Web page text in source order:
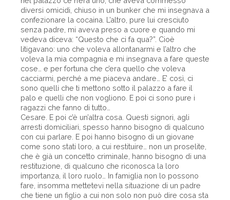
diversi omicidi, chiuso in un bunker che mi insegnava a
confezionare la cocaina. L’altro, pure lui cresciuto
senza padre, mi aveva preso a cuore e quando mi
vedeva diceva: “Questo che ci fa qua?”. Cioè
litigavano: uno che voleva allontanarmi e l’altro che
voleva la mia compagnia e mi insegnava a fare queste
cose… e per fortuna che c’era quello che voleva
cacciarmi, perché a me piaceva andare… E’ così, ci
sono quelli che ti mettono sotto il palazzo a fare il
palo e quelli che non vogliono. E poi ci sono pure i
ragazzi che fanno di tutto…
Cesare. E poi c’è un’altra cosa. Questi signori, agli
arresti domiciliari, spesso hanno bisogno di qualcuno
con cui parlare. E poi hanno bisogno di un giovane
come sono stati loro, a cui restituire… non un proselite,
che è già un concetto criminale, hanno bisogno di una
restituzione, di qualcuno che riconosca la loro
importanza, il loro ruolo… In famiglia non lo possono
fare, insomma mettetevi nella situazione di un padre
che tiene un figlio a cui non solo non può dire cosa sta